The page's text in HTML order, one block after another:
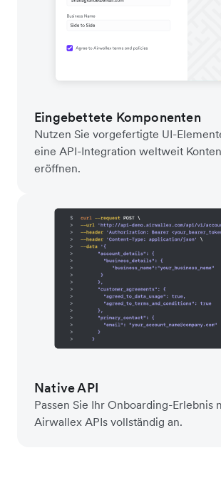
Eingebettete Komponenten
Nutzen Sie vorgefertigte UI-
eine API-Integration weltweit
eröffnen.
Native API
Passen Sie Ihr Onboarding-Erlebnis
Airwallex APIs vollständig an.